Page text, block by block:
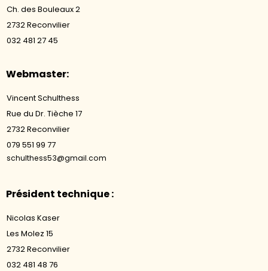
Ch. des Bouleaux 2
2732 Reconvilier
032 481 27 45
Webmaster:
Vincent Schulthess
Rue du Dr. Tièche 17
2732 Reconvilier
079 551 99 77
schulthess53@gmail.com
Président technique :
Nicolas Kaser
Les Molez 15
2732 Reconvilier
032 481 48 76